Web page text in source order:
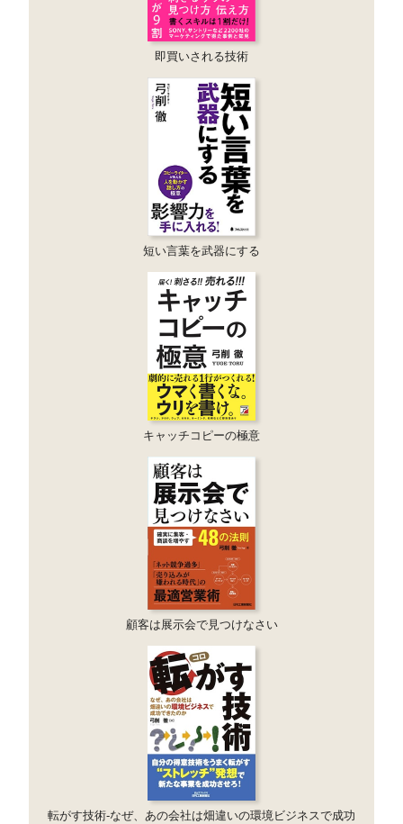
即買いされる技術
短い言葉を武器にする
キャッチコピーの極意
顧客は展示会で見つけなさい
転がす技術-なぜ、あの会社は畑違いの環境ビジネスで成功